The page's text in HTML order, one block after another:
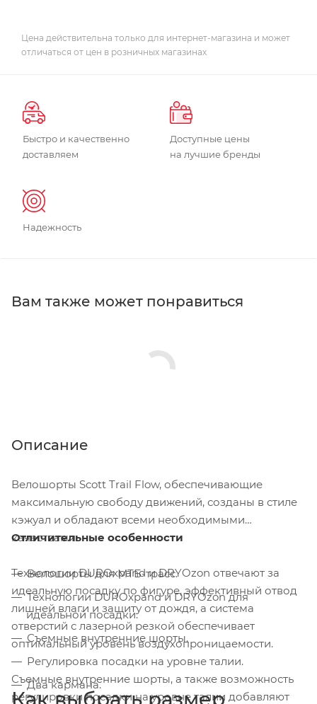
Цена действительна только для интернет-магазина и может
отличаться от цен в розничных магазинах
Быстро и качественно
доставляем
Доступные цены
на лучшие бренды
Надежность
Вам также может понравиться
Описание
Велошорты Scott Trail Flow, обеспечивающие
максимальную свободу движений, созданы в стиле
кэжуал и обладают всеми необходимыми
качествами.
Технологии DUROxpand и DRYOzon отвечают за
идеальную посадку по фигуре, эффективный отвод
лишней влаги и защиту от дождя, а система
отверстий с лазерной резкой обеспечивает
оптимальный уровень воздухопроницаемости.
Съемные внутренние шорты, а также возможность
регулировки посадки на уровне талии добавляют
Отличительные особенности
Велошорты для МТБ-трасс.
Технологии DUROxpand и DRYOzon для
идеальной посадки.
Съемные внутренние шорты.
Регулировка посадки на уровне талии.
Два кармана.
Как выбрать размер